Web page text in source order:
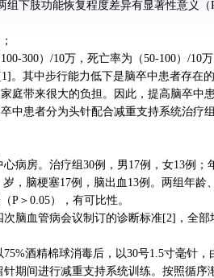
组下肢功能恢复程度差异有显著性意义
300）/10万，死亡率为（50-100）/10
。其中步行能力低下是脑卒中患者存在
庭带来很大的负担。因此，提高脑卒中
中患者分为头针配合减重支持系统治疗
病房。治疗组30例，男17例，女13例；
岁，脑梗塞17例，脑出血13例。两组年
P＞0.05），有可比性。
脑血管病会议制订的诊断标准[2]，全
酒精棉球消毒后，以30号1.5寸毫针
期间进行减重支持系统训练。按照循